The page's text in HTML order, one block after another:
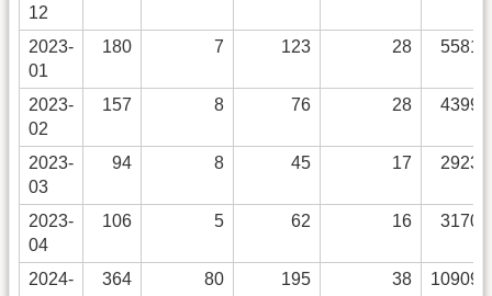
12
2023-
01
180 7 123 28 5581
2023-
02
157 8 76 28 4399
2023-
03
94 8 45 17 2923
2023-
04
106 5 62 16 3170
2024-
364 80 195 38 10909